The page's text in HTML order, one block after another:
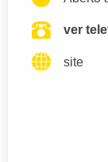
ver
site